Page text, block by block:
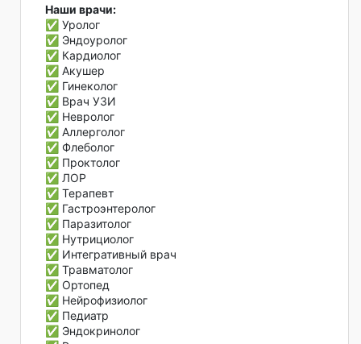
Наши врачи:
✅ Уролог
✅ Эндоуролог
✅ Кардиолог
✅ Акушер
✅ Гинеколог
✅ Врач УЗИ
✅ Невролог
✅ Аллерголог
✅ Флеболог
✅ Проктолог
✅ ЛОР
✅ Терапевт
✅ Гастроэнтеролог
✅ Паразитолог
✅ Нутрициолог
✅ Интегративный врач
✅ Травматолог
✅ Ортопед
✅ Нейрофизиолог
✅ Педиатр
✅ Эндокринолог